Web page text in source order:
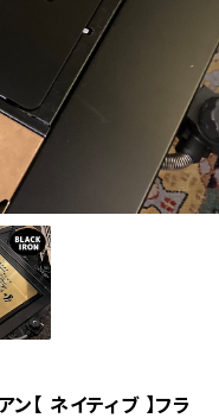
【 ネイティブ 】フラ